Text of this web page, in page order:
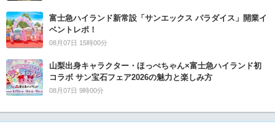
富士急ハイランド新常設「サンエックス パラダイス」開業イ
ベントレポ！
08月07日 15時00分
山梨出身キャラクター・ほっぺちゃん×富士急ハイランド初
コラボ サン宝石フェア2026の魅力と楽しみ方
08月07日 9時00分